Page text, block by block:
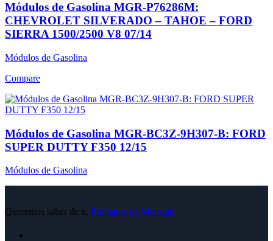
Módulos de Gasolina MGR-P76286M:
CHEVROLET SILVERADO – TAHOE – FORD
SIERRA 1500/2500 V8 07/14
Módulos de Gasolina
Compare
Módulos de Gasolina MGR-BC3Z-9H307-B: FORD
SUPER DUTTY F350 12/15
Módulos de Gasolina
Queremos saber de tí, Envíanos un Mensaje